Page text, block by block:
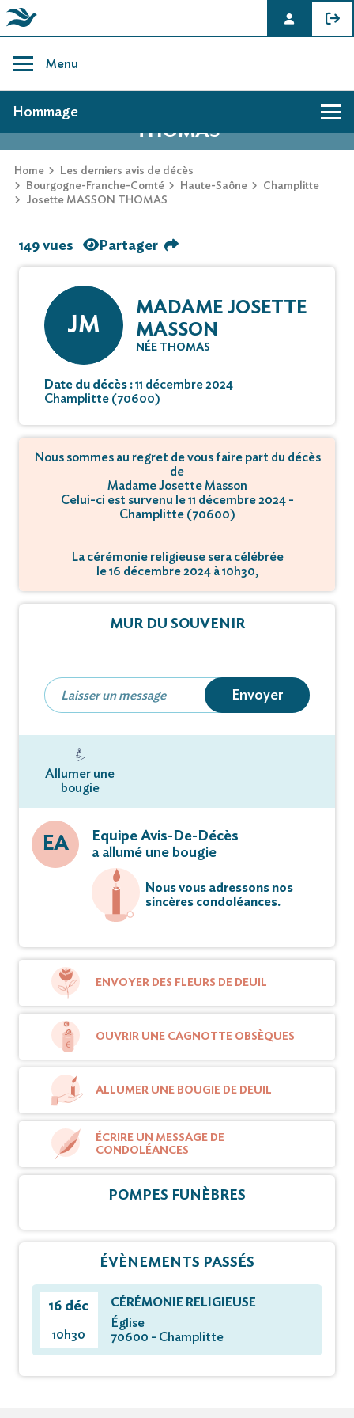
content
Menu
AVIS DE DÉCÈS DE JOSETTE MASSON
THOMAS
Home
Les derniers avis de décès
Bourgogne-Franche-Comté
Haute-Saône
Champlitte
Josette MASSON THOMAS
Hommage
149 vues Partager
JM
MADAME JOSETTE
MASSON
NÉE THOMAS
Date du décès :11 décembre 2024
Champlitte (70600)
Nous sommes au regret de vous faire part du décès
de
Madame Josette Masson
Celui-ci est survenu le 11 décembre 2024 -
Champlitte (70600)
La cérémonie religieuse sera célébrée
le 16 décembre 2024 à 10h30,
MUR DU SOUVENIR
Envoyer
Allumer une
bougie
EA
Equipe Avis-De-Décès
a allumé une bougie
Nous vous adressons nos
sincères condoléances.
ENVOYER DES FLEURS DE DEUIL
OUVRIR UNE CAGNOTTE OBSÈQUES
ALLUMER UNE BOUGIE DE DEUIL
ÉCRIRE UN MESSAGE DE
CONDOLÉANCES
POMPES FUNÈBRES
ÉVÈNEMENTS PASSÉS
16 déc
10h30
CÉRÉMONIE RELIGIEUSE
Église
70600 - Champlitte